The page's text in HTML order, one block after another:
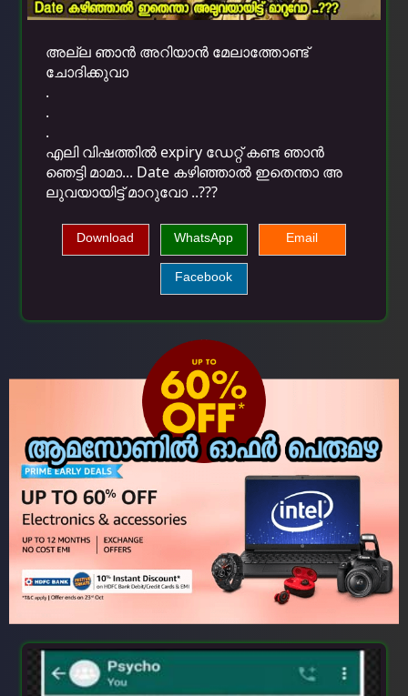
അല്ല ഞാന്‍ അറിയാന്‍ മേലാത്തോണ്ട്
ചോദിക്കുവാ
.
.
.
എലി വിഷത്തിൽ expiry ഡേറ്റ് കണ്ട ഞാൻ
ഞെട്ടി മാമാ... Date കഴിഞ്ഞാൽ ഇതെന്താ അ
ലുവയായിട്ട് മാറുവോ ..???
Download WhatsApp Email
Facebook